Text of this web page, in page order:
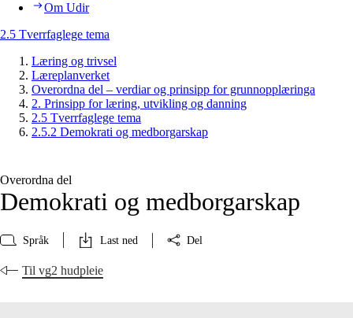
Om Udir
2.5 Tverrfaglege tema
Læring og trivsel
Læreplanverket
Overordna del – verdiar og prinsipp for grunnopplæringa
2. Prinsipp for læring, utvikling og danning
2.5 Tverrfaglege tema
2.5.2 Demokrati og medborgarskap
Overordna del
Demokrati og medborgarskap
Språk Last ned Del
Til vg2 hudpleie